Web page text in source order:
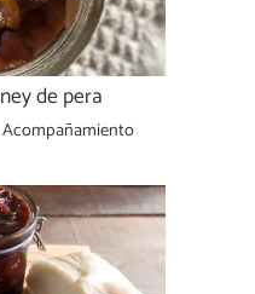
de pera
Acompañamiento